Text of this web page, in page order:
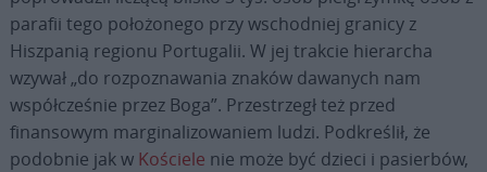
parafii tego położonego przy wschodniej granicy z
Hiszpanią regionu Portugalii. W jej trakcie hierarcha
wzywał „do rozpoznawania znaków dawanych nam
współcześnie przez Boga”. Przestrzegł też przed
finansowym marginalizowaniem ludzi. Podkreślił, że
podobnie jak w Kościele nie może być dzieci i pasierbów,